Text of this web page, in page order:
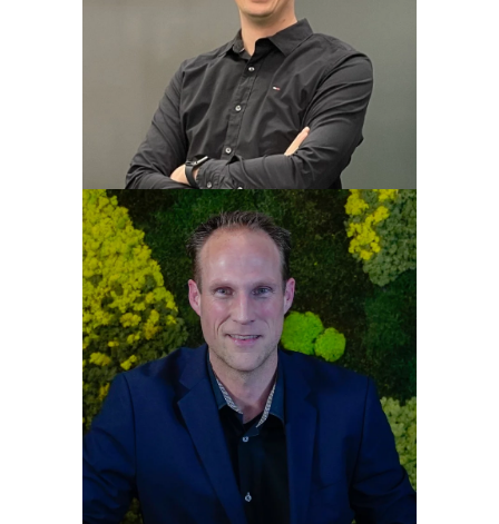
Sven Bakker
Marcel van Rijn